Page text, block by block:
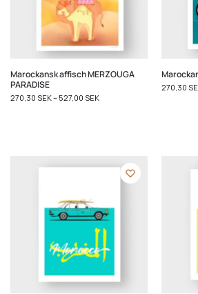
Marockansk affisch MERZOUGA
PARADISE
270,30 SEK– 527,00 SEK
270,30